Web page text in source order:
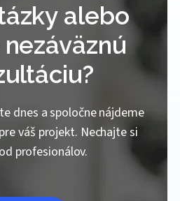
alebo
dnes a spoločne nájdeme
váš projekt. Nechajte si
profesionálov.